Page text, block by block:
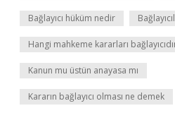
Bağlayıcı hüküm nedir
Hangi mahkeme kararları
Kanun mu üstün anayasa mı
Kararın bağlayıcı olması ne demek